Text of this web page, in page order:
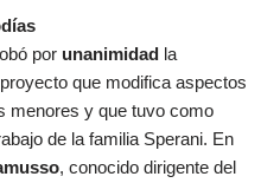
por unanimidad la
que modifica aspectos
menores y que tuvo como
de la familia Sperani. En
, conocido dirigente del